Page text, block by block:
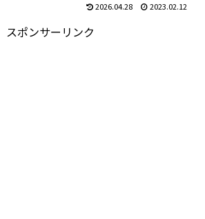
2026.04.28 2023.02.12
スポンサーリンク